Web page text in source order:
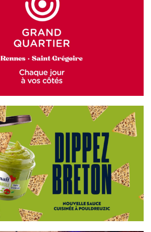
GRAND QUARTIER
HÉNAFF